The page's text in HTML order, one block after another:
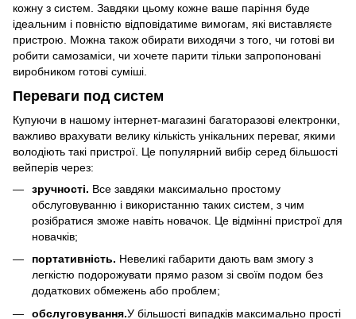
кожну з систем. Завдяки цьому кожне ваше паріння буде
ідеальним і повністю відповідатиме вимогам, які виставляєте
пристрою. Можна також обирати виходячи з того, чи готові ви
робити самозаміси, чи хочете парити тільки запропоновані
виробником готові суміші.
Переваги под систем
Купуючи в нашому інтернет-магазині багаторазові електронки,
важливо врахувати велику кількість унікальних переваг, якими
володіють такі пристрої. Це популярний вибір серед більшості
вейперів через:
зручності. Все завдяки максимально простому
обслуговуванню і використанню таких систем, з чим
розібратися зможе навіть новачок. Це відмінні пристрої для
новачків;
портативність. Невеликі габарити дають вам змогу з
легкістю подорожувати прямо разом зі своїм подом без
додаткових обмежень або проблем;
обслуговування.У більшості випадків максимально прості